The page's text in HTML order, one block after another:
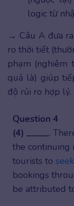
logic từ
→ Câu A đưa
ro thời tiết
phạm (nghiêm
quả là) giúp
độ rủi ro hợp lý.
Question 4
(4) _____.
the continuing
tourists to seek
bookings
be attributed